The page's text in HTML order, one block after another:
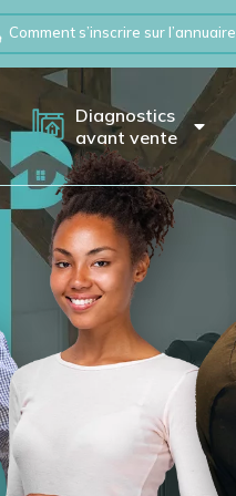
Comment s’inscrire sur l’annuaire
Diagnostics
avant vente